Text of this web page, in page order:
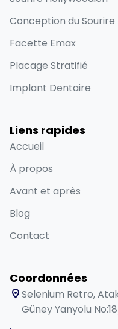
Conception du Sourire
Facette Emax
Placage Stratifié
Implant Dentaire
Liens rapides
Accueil
À propos
Avant et après
Blog
Contact
Coordonnées
Selenium Retro,
Güney Yanyolu